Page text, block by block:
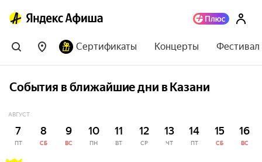
Сертификаты Концерты
События в ближайшие дни в Казани
АВГУСТ
7
ПТ
8
СБ
9
ВС
10
ПН
11
ВТ
12
СР
13
ЧТ
14
ПТ
15
СБ
16
ВС